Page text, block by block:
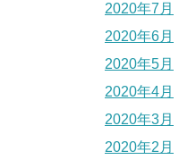
2020年7月
2020年6月
2020年5月
2020年4月
2020年3月
2020年2月